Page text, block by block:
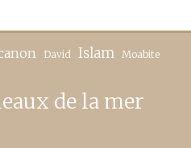
David Islam Moabite
de la mer